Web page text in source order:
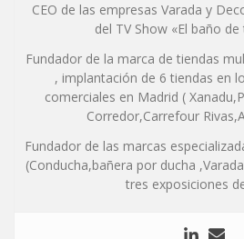
CEO de las empresas Varada y
del TV Show «El baño
Fundador de la marca de tiendas
, implantación de 6 tiendas en
comerciales en Madrid (
Corredor,Carrefour
Fundador de las marcas
(Conducha,bañera por ducha
tres exposiciones